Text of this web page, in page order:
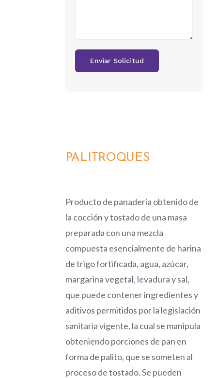
PALITROQUES
Producto de panadería obtenido de
la cocción y tostado de una masa
preparada con una mezcla
compuesta esencialmente de harina
de trigo fortificada, agua, azúcar,
margarina vegetal, levadura y sal,
que puede contener ingredientes y
aditivos permitidos por la legislación
sanitaria vigente, la cual se manipula
obteniendo porciones de pan en
forma de palito, que se someten al
proceso de tostado. Se pueden